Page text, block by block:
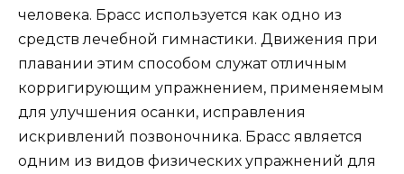
человека. Брасс используется как одно из
средств лечебной гимнастики. Движения при
плавании этим способом служат отличным
корригирующим упражнением, применяемым
для улучшения осанки, исправления
искривлений позвоночника. Брасс является
одним из видов физических упражнений для